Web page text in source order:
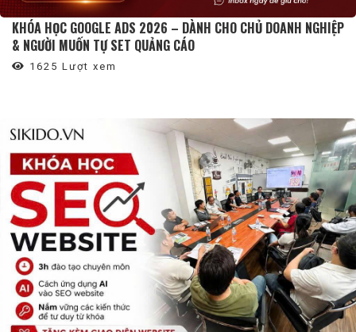
KHÓA HỌC GOOGLE ADS 2026 – DÀNH CHO CHỦ DOANH NGHIỆP
& NGƯỜI MUỐN TỰ SET QUẢNG CÁO
1625 Lượt xem